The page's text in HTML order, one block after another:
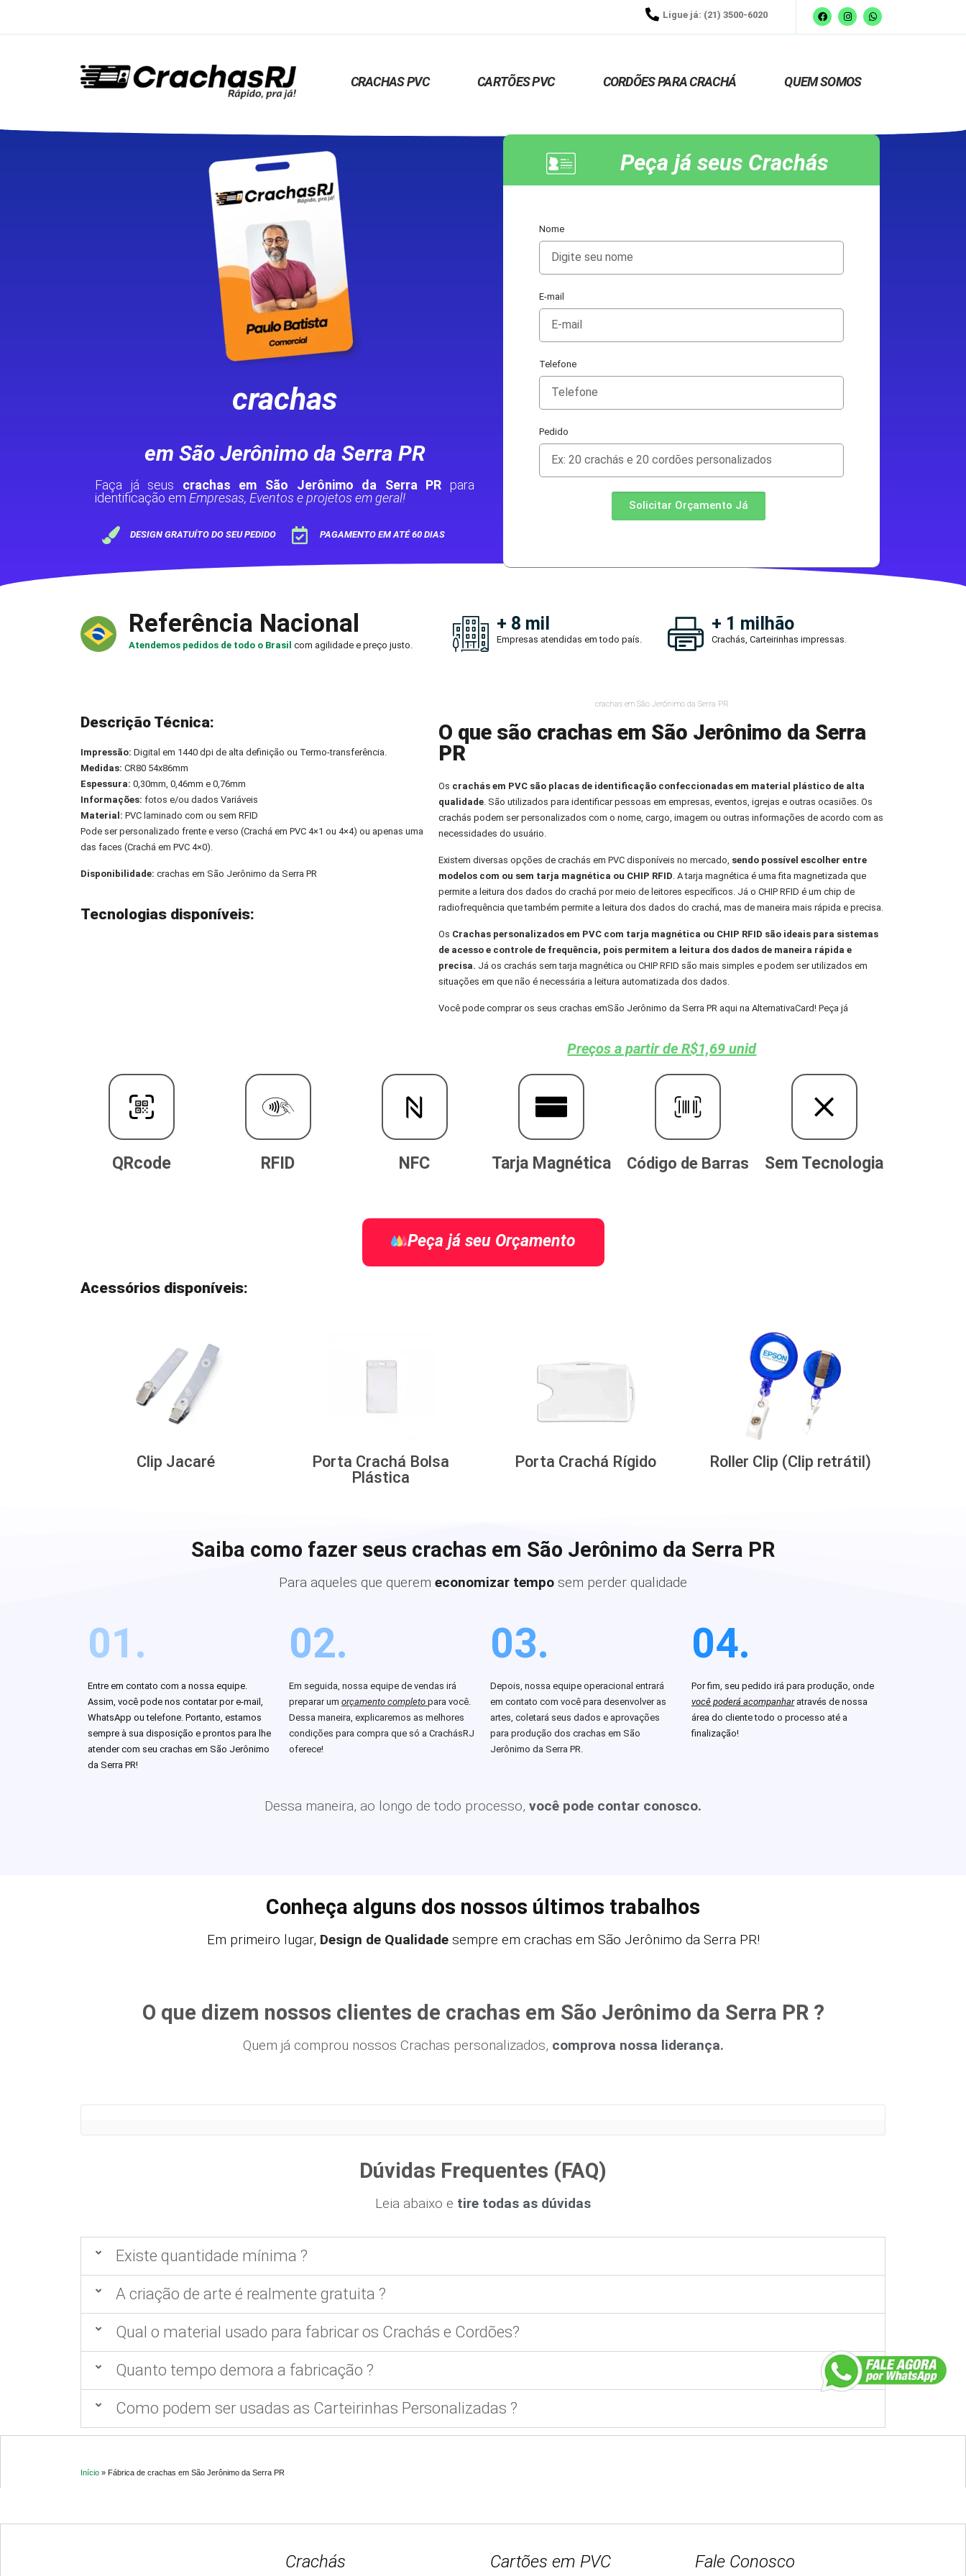
Ligue já: (21) 3500-6020
CRACHAS PVC CARTÕES PVC CORDÕES PARA CRACHÁ QUEM SOMOS
crachas
em São Jerônimo da Serra PR
Faça já seus crachas em São Jerônimo da Serra PR para
identificação em Empresas, Eventos e projetos em geral!
DESIGN GRATUÍTO DO SEU PEDIDO PAGAMENTO EM ATÉ 60 DIAS
Peça já seus Crachás
Nome
E-mail
Telefone
Pedido
Solicitar Orçamento Já
Referência Nacional
Atendemos pedidos de todo o Brasil com agilidade e preço justo.
+ 8 mil
Empresas atendidas em todo país.
+ 1 milhão
Crachás, Carteirinhas impressas.
Descrição Técnica:
Impressão: Digital em 1440 dpi de alta definição ou Termo-transferência.
Medidas: CR80 54x86mm
Espessura: 0,30mm, 0,46mm e 0,76mm
Informações: fotos e/ou dados Variáveis
Material: PVC laminado com ou sem RFID
Pode ser personalizado frente e verso (Crachá em PVC 4×1 ou 4×4) ou apenas uma
das faces (Crachá em PVC 4×0).
Disponibilidade: crachas em São Jerônimo da Serra PR
Tecnologias disponíveis:
crachas em São Jerônimo da Serra PR
O que são crachas em São Jerônimo da Serra
PR
Os crachás em PVC são placas de identificação confeccionadas em material plástico de alta
qualidade. São utilizados para identificar pessoas em empresas, eventos, igrejas e outras ocasiões. Os
crachás podem ser personalizados com o nome, cargo, imagem ou outras informações de acordo com as
necessidades do usuário.
Existem diversas opções de crachás em PVC disponíveis no mercado, sendo possível escolher entre
modelos com ou sem tarja magnética ou CHIP RFID . A tarja magnética é uma fita magnetizada que
permite a leitura dos dados do crachá por meio de leitores específicos. Já o CHIP RFID é um chip de
radiofrequência que também permite a leitura dos dados do crachá, mas de maneira mais rápida e precisa.
Os Crachas personalizadosem PVC com tarja magnética ou CHIP RFID são ideais para sistemas
de acesso e controle de frequência, pois permitem a leitura dos dados de maneira rápida e
precisa. Já os crachás sem tarja magnética ou CHIP RFID são mais simples e podem ser utilizados em
situações em que não é necessária a leitura automatizada dos dados.
Você pode comprar os seus crachas emSão Jerônimo da Serra PR aqui na AlternativaCard! Peça já
Preços a partir de R$1,69 unid
QRcode RFID NFC Tarja Magnética Código de Barras Sem Tecnologia
Peça já seu Orçamento
Acessórios disponíveis:
Clip Jacaré
Porta Crachá Bolsa
Plástica
Porta Crachá Rígido Roller Clip (Clip retrátil)
Saiba como fazer seus crachas em São Jerônimo da Serra PR
Para aqueles que querem economizar tempo sem perder qualidade
01.
Entre em contato com a nossa equipe.
Assim, você pode nos contatar por e-mail,
WhatsApp ou telefone. Portanto, estamos
sempre à sua disposição e prontos para lhe
atender com seu crachas em São Jerônimo
da Serra PR!
02.
Em seguida, nossa equipe de vendas irá
preparar um orçamento completo para você.
Dessa maneira, explicaremos as melhores
condições para compra que só a CrachásRJ
oferece!
03.
Depois, nossa equipe operacional entrará
em contato com você para desenvolver as
artes, coletará seus dados e aprovações
para produção dos crachas em São
Jerônimo da Serra PR.
04.
Por fim, seu pedido irá para produção, onde
você poderá acompanharatravés de nossa
área do cliente todo o processo até a
finalização!
Dessa maneira, ao longo de todo processo, você pode contar conosco.
Conheça alguns dos nossos últimos trabalhos
Em primeiro lugar, Design de Qualidade sempre em crachas em São Jerônimo da Serra PR!
O que dizem nossos clientes de crachas em São Jerônimo da Serra PR ?
Quem já comprou nossos Crachas personalizados, comprova nossa liderança.
Dúvidas Frequentes (FAQ)
Leia abaixo e tire todas as dúvidas
Existe quantidade mínima ?
A criação de arte é realmente gratuita ?
Qual o material usado para fabricar os Crachás e Cordões?
Quanto tempo demora a fabricação ?
Como podem ser usadas as Carteirinhas Personalizadas ?
Início » Fábrica de crachas em São Jerônimo da Serra PR
Crachás Cartões em PVC Fale Conosco